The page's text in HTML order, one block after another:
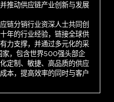
推动供应链产业创新与发展
链分销行业资深人士共同创
年的行业经验，链接全球供
力支撑，并通过多元化的采
家，包含世界500强头部企
定制、敏捷、高品质的供应
本，提高效率的同时与客户